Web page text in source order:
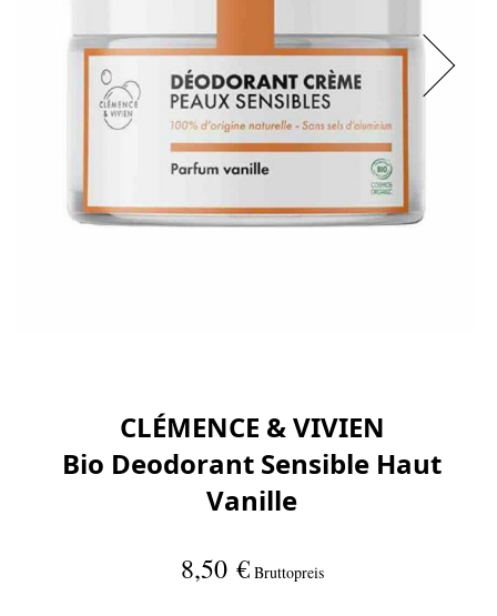
CLÉMENCE & VIVIEN
Bio Deodorant Sensible Haut
Vanille
8,50 € Bruttopreis